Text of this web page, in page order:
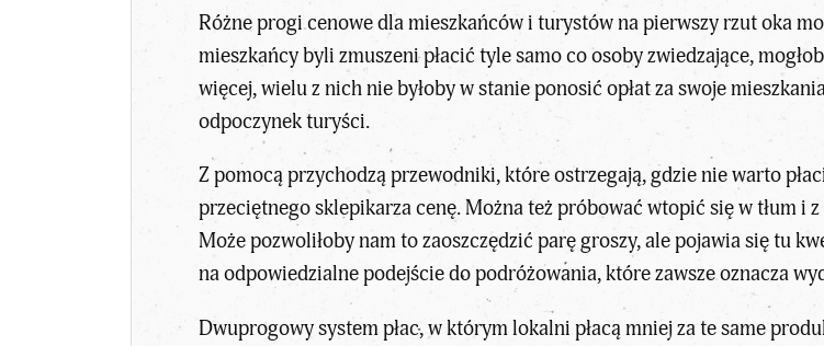
Różne progi cenowe dla mieszkańców i turystów na pierwszy rzut oka
mieszkańcy byli zmuszeni płacić tyle samo co osoby zwiedzające,
więcej, wielu z nich nie byłoby w stanie ponosić opłat za swoje
odpoczynek turyści.
Z pomocą przychodzą przewodniki, które ostrzegają, gdzie nie warto
przeciętnego sklepikarza cenę. Można też próbować wtopić się w tłum i
Może pozwoliłoby nam to zaoszczędzić parę groszy, ale pojawia się tu
na odpowiedzialne podejście do podróżowania, które zawsze oznacza
Dwuprogowy system płac, w którym lokalni płacą mniej za te same